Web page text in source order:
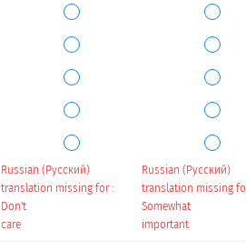
Russian (Русский)
translation missing for :
Don't
care
Russian (Русский)
translation missing
Somewhat
important